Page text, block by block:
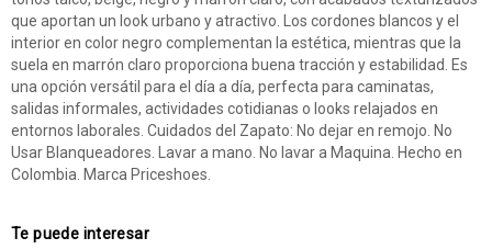
que aportan un look urbano y atractivo. Los cordones blancos y el
interior en color negro complementan la estética, mientras que la
suela en marrón claro proporciona buena tracción y estabilidad. Es
una opción versátil para el día a día, perfecta para caminatas,
salidas informales, actividades cotidianas o looks relajados en
entornos laborales. Cuidados del Zapato: No dejar en remojo. No
Usar Blanqueadores. Lavar a mano. No lavar a Maquina. Hecho en
Colombia. Marca Priceshoes.
Te puede interesar